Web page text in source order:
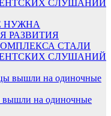
НУЖНА
РАЗВИТИЯ
СТАЛИ
СЛУШАНИЙ
вышли на одиночные